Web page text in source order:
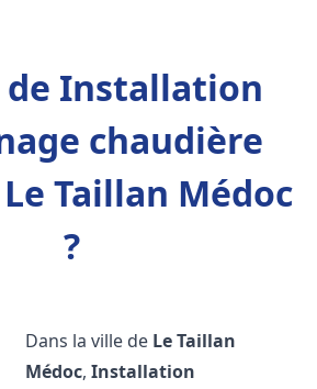
de Installation
chaudière
Taillan Médoc
?
Dans la ville de Le Taillan
Médoc,Installation